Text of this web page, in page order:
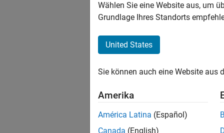
FILTER:
Stellen
Es
Region
Wählen Sie eine Website aus, um
Grundlage Ihres Standorts
United States
Sie können auch eine Website aus
Amerika
América Latina (Español)
Canada (English)